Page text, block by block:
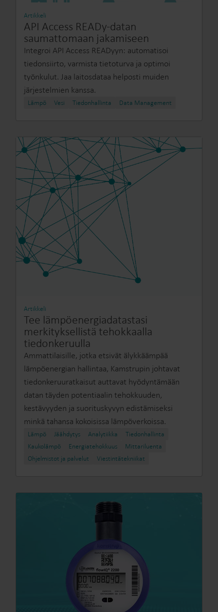
Artikkeli
API Access READy-datan
saumattomaan jakamiseen
Integroi API Access READyyn: automatisoi
tiedonsiirto, varmista tietoturva ja optimoi
työnkulut. Jaa laitosdataa helposti muiden
järjestelmien kanssa.
Lämpö Vesi Tiedonhallinta Data Management
Artikkeli
Tee lämpöenergiadatastasi
merkityksellistä tehokkaalla
tiedonkeruulla
Ammattilaisille, jotka etsivät älykkäämpää
lämpöenergian hallintaa, Kamstrupin johtavat
tiedonkeruuratkaisut auttavat hyödyntämään
datan täyden potentiaalin tehokkuuden,
kestävyyden ja suorituskyvyn edistämiseksi
minkä tahansa kokoisissa lämpöverkoissa.
Lämpö Jäähdytys Analytiikka
Tiedonhallinta
Kaukolämpö
Energiatehokkuus
Mittariluenta
Ohjelmistot ja palvelut
Viestintätekniikat